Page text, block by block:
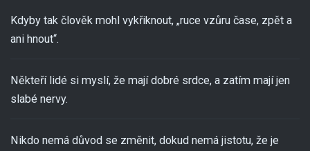
Kdyby tak člověk mohl vykřiknout, „ruce vzůru čase, zpět a
ani hnout“.
Někteří lidé si myslí, že mají dobré srdce, a zatím mají jen
slabé nervy.
Nikdo nemá důvod se změnit, dokud nemá jistotu, že je